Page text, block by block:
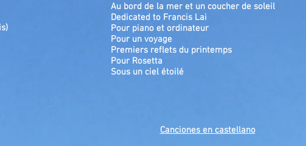
Canciones en castellano
Au bord de la mer et un coucher de soleil
Dedicated to Francis Lai
Pour piano et ordinateur
Pour un voyage
Premiers reflets du printemps
Pour Rosetta
Sous un ciel étoilé